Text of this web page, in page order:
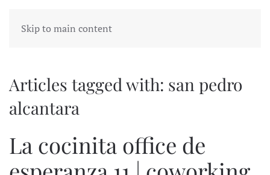
Skip to main content
Articles tagged with: san pedro
alcantara
La cocinita office de